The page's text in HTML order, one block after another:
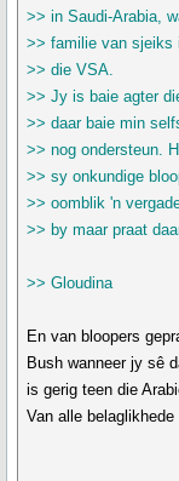
>> in Saudi-Arabia,
>> familie van sjeiks
>> die VSA.
>> Jy is baie agter
>> daar baie min
>> nog ondersteun.
>> sy onkundige
>> oomblik 'n
>> by maar praat
>> Gloudina
En van bloopers
Bush wanneer jy sê
is gerig teen die
Van alle